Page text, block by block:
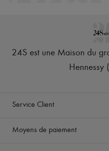
24S est une Maison du
Hennessy
Service Client
Moyens de paiement